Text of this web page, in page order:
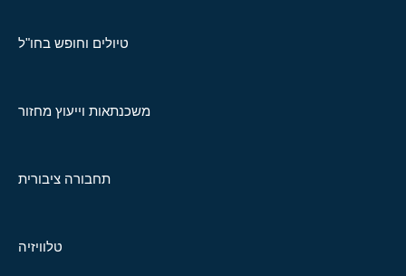
טיולים וחופש בחו"ל
משכנתאות וייעוץ מחזור
תחבורה ציבורית
טלוויזיה